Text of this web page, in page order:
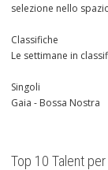
selezione nello
Classifiche
Le settimane in
Singoli
Gaia - Bossa Nostra
Top 10 Talent